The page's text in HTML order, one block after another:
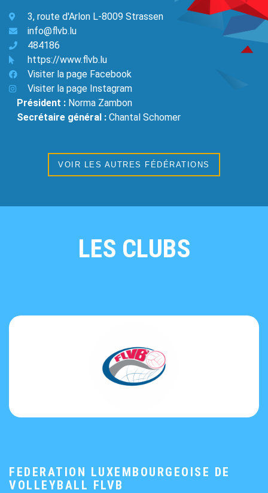
3, route d'Arlon L-8009 Strassen
info@flvb.lu
484186
https://www.flvb.lu
Visiter la page Facebook
Visiter la page Instagram
Président : Norma Zambon
Secrétaire général : Chantal Schomer
VOIR LES AUTRES FÉDÉRATIONS
LES CLUBS
FEDERATION LUXEMBOURGEOISE DE
VOLLEYBALL FLVB